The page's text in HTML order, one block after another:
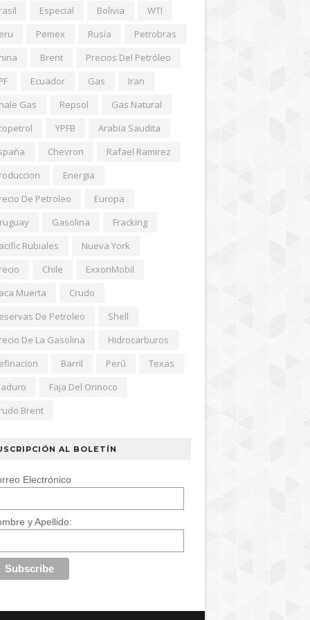
Especial Bolivia
WTI
Pemex Rusia
Petrobras
Brent
Precios Del Petróleo
Ecuador Gas
Iran
Gas
Repsol
Gas Natural
YPFB
Arabia Saudita
Chevron
Rafael Ramirez
Energia
De Petroleo
Europa
Gasolina
Fracking
Rubiales
Nueva York
Chile
ExxonMobil
Muerta
Crudo
De Petroleo
Shell
De La Gasolina
Hidrocarburos
Barril Perú
Texas
Faja Del Orinoco
Brent
AL BOLETÍN
Electrónico
y Apellido: